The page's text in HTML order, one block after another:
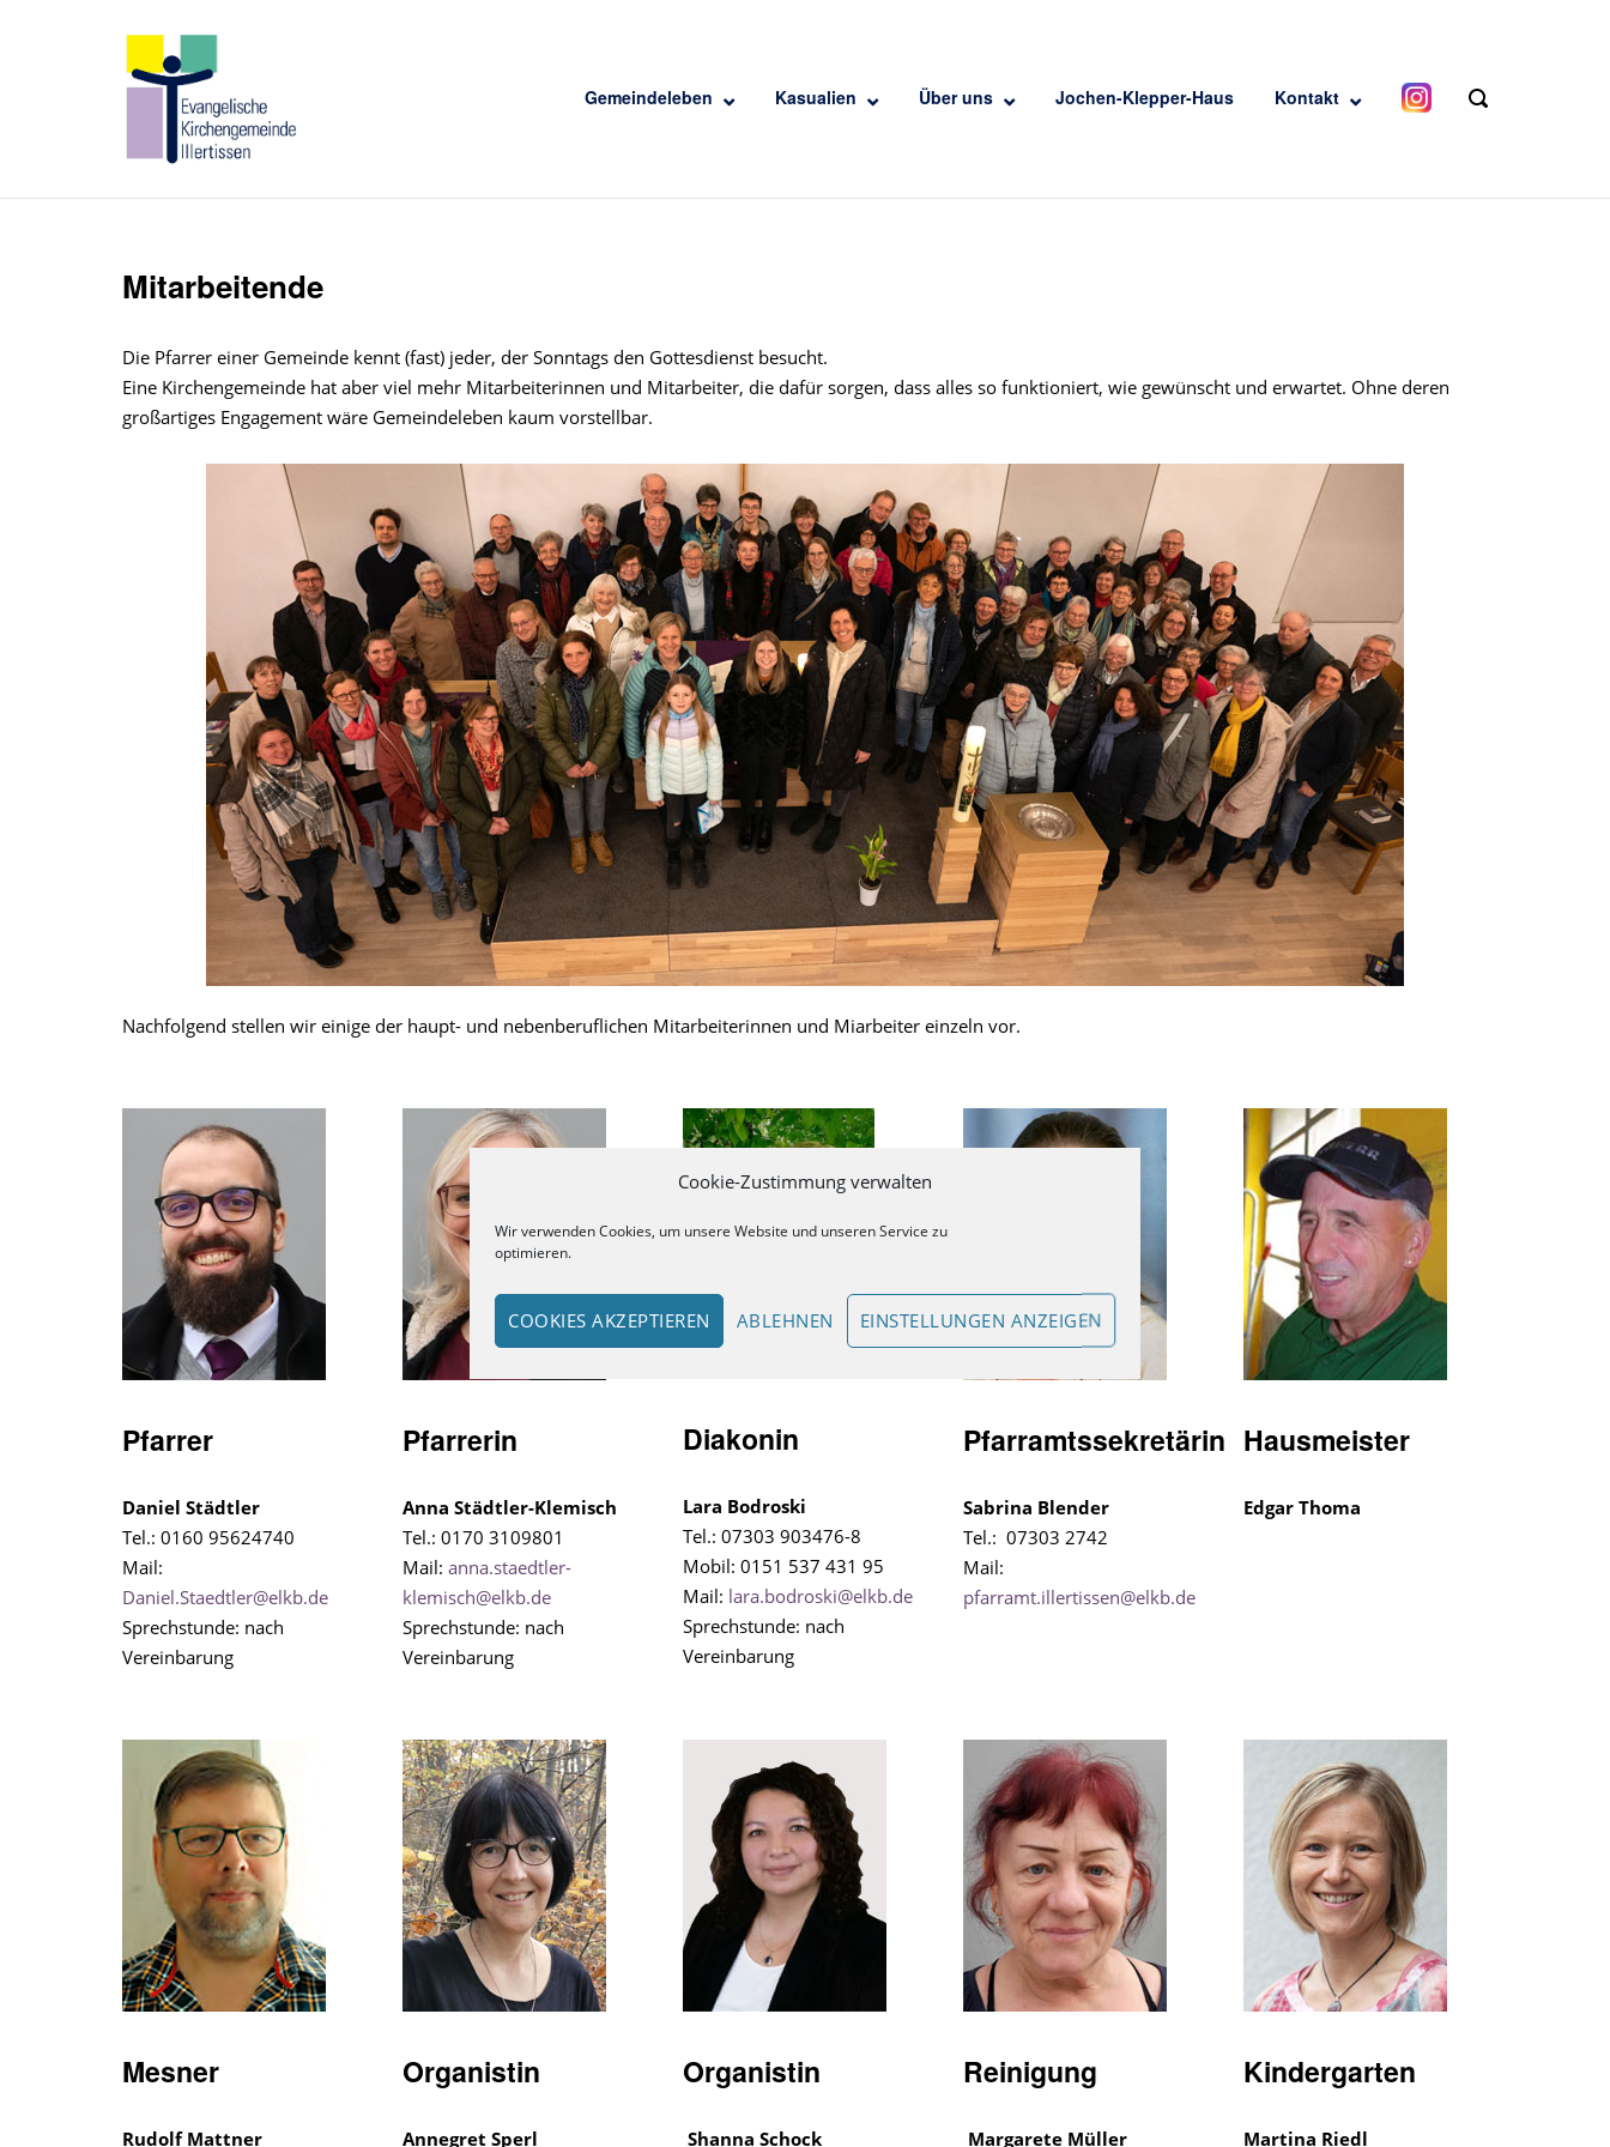
Cookie-Zustimmung verwalten
Wir verwenden Cookies, um unsere Website und unseren Service zu
optimieren.
COOKIES AKZEPTIEREN ABLEHNEN EINSTELLUNGEN ANZEIGEN
Home
Gemeindeleben Kasualien Über uns Jochen-Klepper-Haus Kontakt
OPEN
Mitarbeitende
Die Pfarrer einer Gemeinde kennt (fast) jeder, der Sonntags den Gottesdienst besucht.
Eine Kirchengemeinde hat aber viel mehr Mitarbeiterinnen und Mitarbeiter, die dafür sorgen, dass alles so funktioniert, wie gewünscht und erwartet. Ohne deren
großartiges Engagement wäre Gemeindeleben kaum vorstellbar.
Nachfolgend stellen wir einige der haupt- und nebenberuflichen Mitarbeiterinnen und Miarbeiter einzeln vor.
Pfarrer
Daniel Städtler
Tel.: 0160 95624740
Mail:
Daniel.Staedtler@elkb.de
Sprechstunde: nach
Vereinbarung
Pfarrerin
Anna Städtler-Klemisch
Tel.: 0170 3109801
Mail: anna.staedtler-
klemisch@elkb.de
Sprechstunde: nach
Vereinbarung
Diakonin
Lara Bodroski
Tel.: 07303 903476-8
Mobil: 0151 537 431 95
Mail: lara.bodroski@elkb.de
Sprechstunde: nach
Vereinbarung
Pfarramtssekretärin
Sabrina Blender
Tel.: 07303 2742
Mail:
pfarramt.illertissen@elkb.de
Hausmeister
Edgar Thoma
Mesner
Rudolf Mattner
Organistin
Annegret Sperl
Organistin
Shanna Schock
Reinigung
Margarete Müller
Kindergarten
Martina Riedl